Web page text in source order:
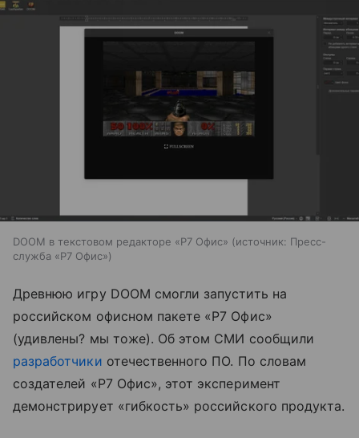
DOOM в текстовом редакторе «Р7 Офис» источник: Пресс-
служба «Р7 Офис»
Древнюю игру DOOM смогли запустить на
российском офисном пакете «Р7 Офис»
(удивлены? мы тоже). Об этом СМИ сообщили
разработчики отечественного ПО. По словам
создателей «Р7 Офис», этот эксперимент
демонстрирует «гибкость» российского продукта.